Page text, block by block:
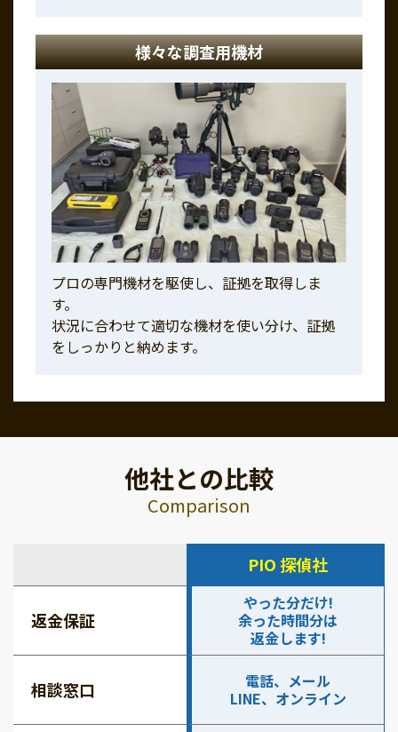
様々な調査用機材
プロの専門機材を駆使し、証拠を取得しま
す。
状況に合わせて適切な機材を使い分け、証拠
をしっかりと納めます。
他社との比較
Comparison
PIO 探偵社
返金保証
やった分だけ!
余った時間分は
返金します!
相談窓口
電話、メール
LINE、オンライン